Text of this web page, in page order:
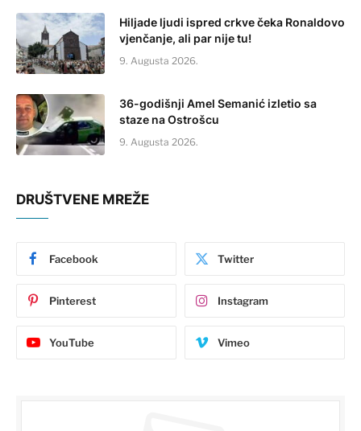
Hiljade ljudi ispred crkve čeka Ronaldovo
vjenčanje, ali par nije tu!
9. Augusta 2026.
36-godišnji Amel Semanić izletio sa
staze na Ostrošcu
9. Augusta 2026.
DRUŠTVENE MREŽE
Facebook Twitter
Pinterest Instagram
YouTube Vimeo